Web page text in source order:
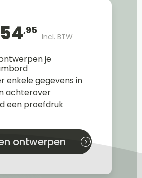
,95
Incl. BTW
je
enkele gegevens in
achterover
een proefdruk
ontwerpen